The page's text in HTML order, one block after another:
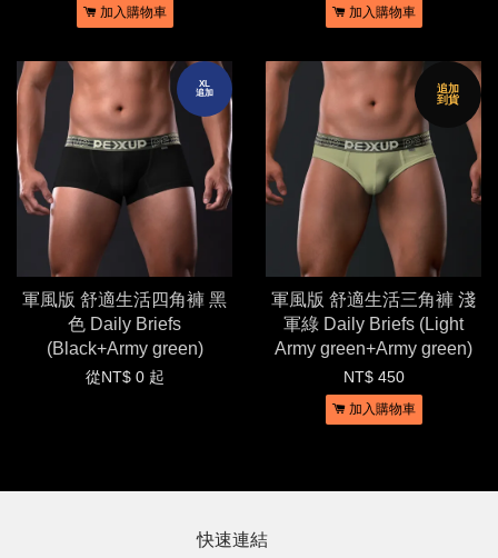
加入購物車 加入購物車
XL
追加
軍風版 舒適生活四角褲 黑
色 Daily Briefs
(Black+Army green)
從 NT$ 0 起
追加
到貨
軍風版 舒適生活三角褲 淺
軍綠 Daily Briefs (Light
Army green+Army green)
NT$ 450
加入購物車
快速連結